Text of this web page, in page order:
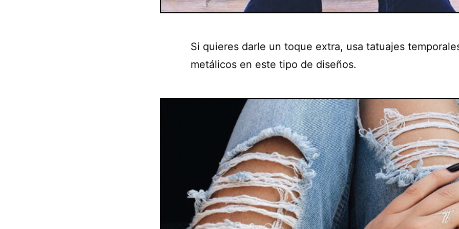
Si quieres darle un toque extra, usa tatuajes
metálicos en este tipo de diseños.